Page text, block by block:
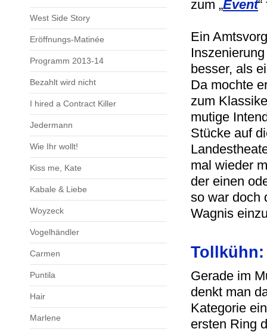
West Side Story
Eröffnungs-Matinée
Programm 2013-14
Bezahlt wird nicht
I hired a Contract Killer
Jedermann
Wie Ihr wollt!
Kiss me, Kate
Kabale & Liebe
Woyzeck
Vogelhändler
Carmen
Puntila
Hair
Marlene
zum „Event
Ein
besser, als
Da mochte
zum
mutige
Stücke auf
mal wieder
der einen
so war doch
Wagnis
Gerade im
denkt man
Kategorie
ersten Ring